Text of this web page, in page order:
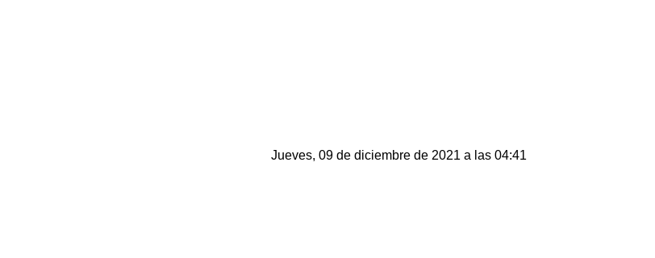
Jueves, 09 de diciembre de 2021 a las 04:41